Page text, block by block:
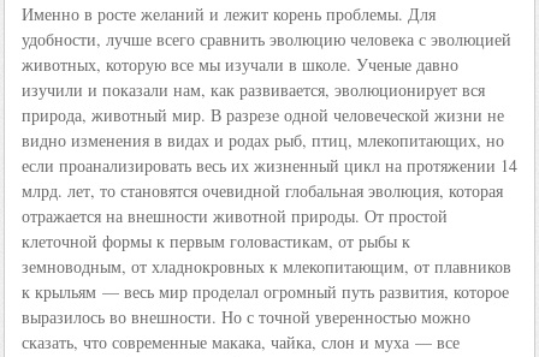
Именно в росте желаний и лежит корень проблемы. Для
удобности, лучше всего сравнить эволюцию человека с эволюцией
животных, которую все мы изучали в школе. Ученые давно
изучили и показали нам, как развивается, эволюционирует вся
природа, животный мир. В разрезе одной человеческой жизни не
видно изменения в видах и родах рыб, птиц, млекопитающих, но
если проанализировать весь их жизненный цикл на протяжении 14
млрд. лет, то становятся очевидной глобальная эволюция, которая
отражается на внешности животной природы. От простой
клеточной формы к первым головастикам, от рыбы к
земноводным, от хладнокровных к млекопитающим, от плавников
к крыльям — весь мир проделал огромный путь развития, которое
выразилось во внешности. Но с точной уверенностью можно
сказать, что современные макака, чайка, слон и муха — все